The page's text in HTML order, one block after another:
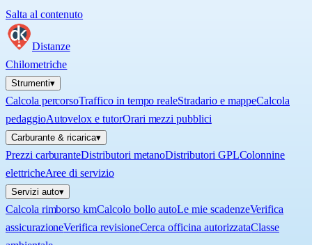
Salta al contenuto
Distanze
Chilometriche
Strumenti▾
Calcola percorsoTraffico in tempo realeStradario e mappeCalcola
pedaggioAutovelox e tutorOrari mezzi pubblici
Carburante & ricarica▾
Prezzi carburanteDistributori metanoDistributori GPLColonnine
elettricheAree di servizio
Servizi auto▾
Calcola rimborso kmCalcolo bollo autoLe mie scadenzeVerifica
assicurazioneVerifica revisioneCerca officina autorizzataClasse